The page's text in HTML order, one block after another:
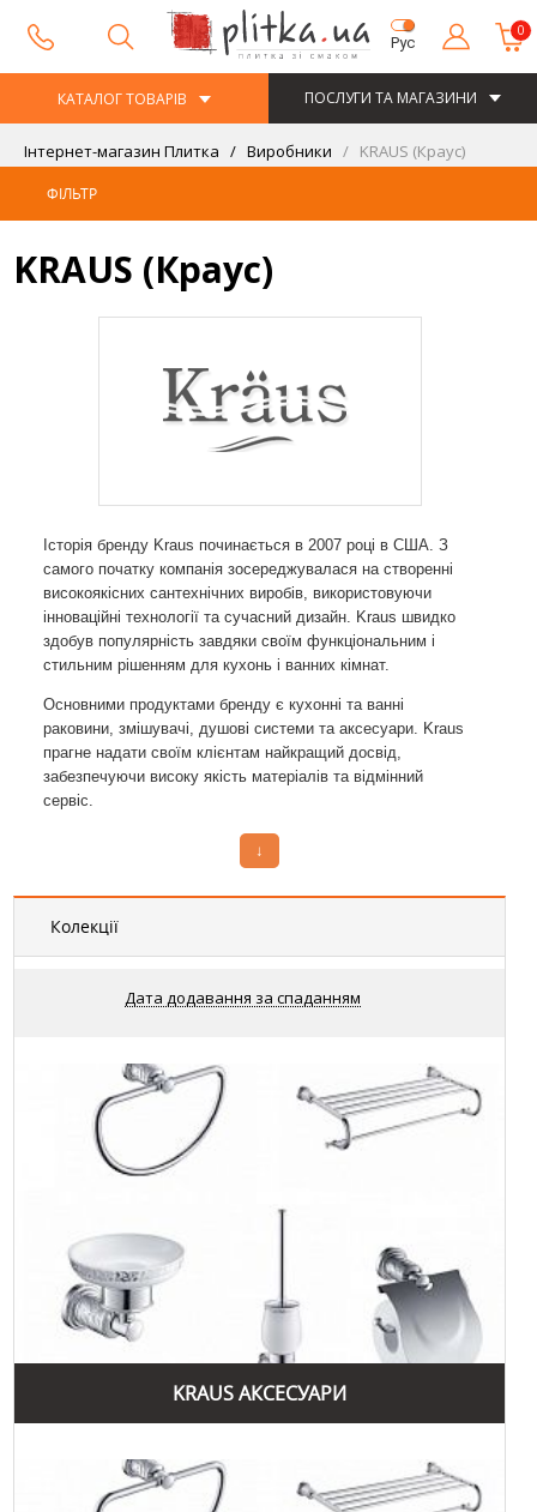
Рус
0
КАТАЛОГ ТОВАРІВ ПОСЛУГИ ТА МАГАЗИНИ
Інтернет-магазин Плитка Виробники KRAUS (Краус)
ФІЛЬТР
KRAUS (Краус)
Історія бренду Kraus починається в 2007 році в США. З
самого початку компанія зосереджувалася на створенні
високоякісних сантехнічних виробів, використовуючи
інноваційні технології та сучасний дизайн. Kraus швидко
здобув популярність завдяки своїм функціональним і
стильним рішенням для кухонь і ванних кімнат.
Основними продуктами бренду є кухонні та ванні
раковини, змішувачі, душові системи та аксесуари. Kraus
прагне надати своїм клієнтам найкращий досвід,
забезпечуючи високу якість матеріалів та відмінний
сервіс.
Компанія постійно вдосконалює свої виробничі процеси та
впроваджує новітні технології, що дозволяє створювати
своїх виробів, пропонуючи широкий асортимент дизайнів,
що підійдуть до будь-якого інтер'єру.
Для тих, хто шукає якісну сантехніку, Kraus пропонує
з асортименту Kraus. Крім того, компанія пропонує
можливість придбати продукцію вінтернет магазині
раковин
Завдяки своїм численним перевагам та багаторічному
брендів на ринку сантехніки, пропонуючи клієнтам
найкращі рішення для кухонь та ванних кімнат.
Бренд Kraus має численні переваги, які роблять його
продукцію популярною серед споживачів у всьому світі.
Основні переваги продукції Kraus включають високу
якість матеріалів, інноваційні технології, естетичний
дизайн та екологічну відповідальність.
Перш за все, Kraus пропонує продукцію найвищої якості.
високоякісних матеріалів, таких як нержавіюча сталь,
кераміка та акрил, дозволяє створювати продукцію, яка
↓
Колекції
Дата додавання за спаданням
KRAUS АКСЕСУАРИ